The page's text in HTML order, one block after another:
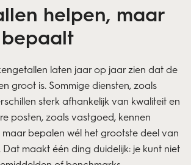
helpen, maar
laten jaar op jaar zien dat de
groot is. Sommige diensten, zoals
sterk afhankelijk van kwaliteit en
posten, zoals vastgoed, kennen
maar bepalen wél het grootste deel van
maakt één ding duidelijk: je kunt niet